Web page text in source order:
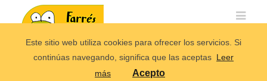
Este sitio web utiliza cookies para ofrecer los servicios. Si
continúas navegando, significa que las aceptas Leer
más
Acepto